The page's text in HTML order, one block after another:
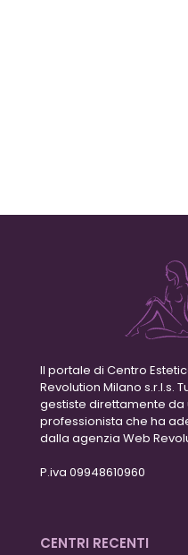
Il portale di Centro
Revolution Milano s.r.l.s.
gestiste direttamente da
professionista che ha
dalla agenzia Web
P.iva 09948610960
CENTRI RECENTI